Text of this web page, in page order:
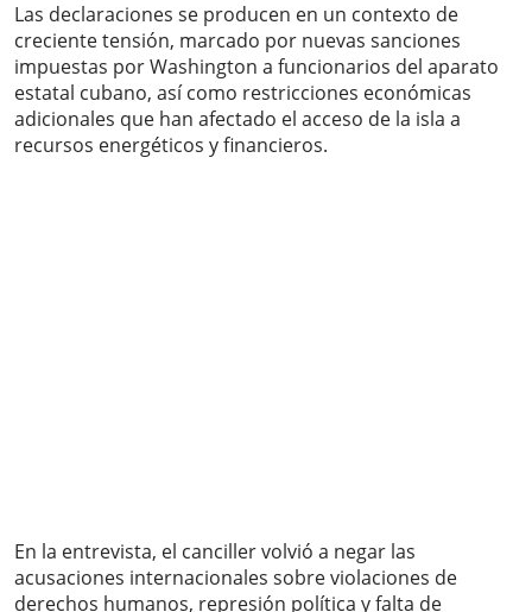
Las declaraciones se producen en un contexto de
creciente tensión, marcado por nuevas sanciones
impuestas por Washington a funcionarios del aparato
estatal cubano, así como restricciones económicas
adicionales que han afectado el acceso de la isla a
recursos energéticos y financieros.
En la entrevista, el canciller volvió a negar las
acusaciones internacionales sobre violaciones de
derechos humanos, represión política y falta de